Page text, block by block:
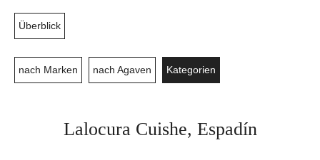
Überblick
nach Marken nach Agaven Kategorien
Lalocura Cuishe, Espadín